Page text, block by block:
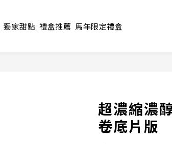
獨家甜點 禮盒推薦 馬年限定禮盒
超濃縮濃
卷底片版